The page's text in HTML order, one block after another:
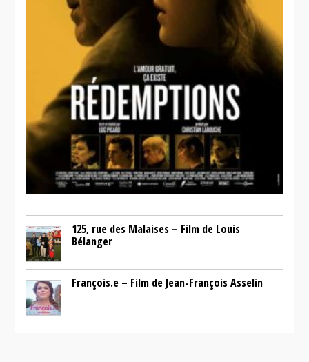
125, rue des Malaises – Film de Louis
Bélanger
François.e – Film de Jean-François Asselin